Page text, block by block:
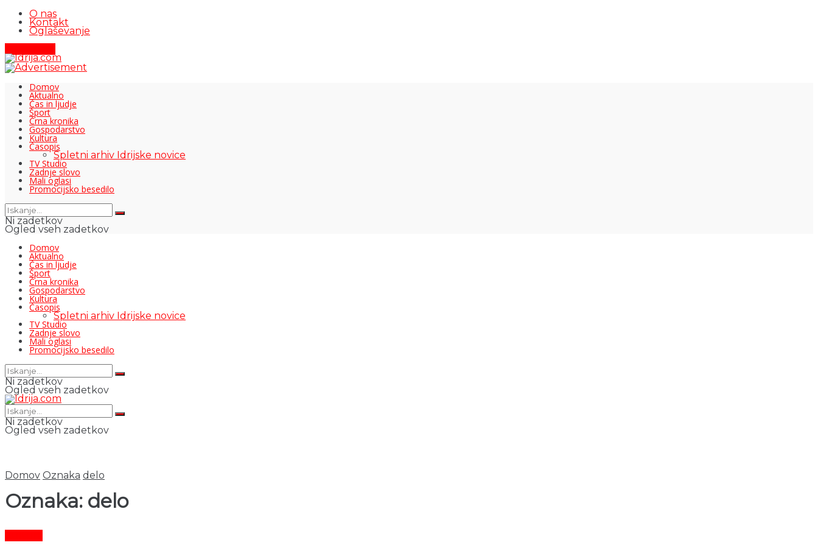
O nas
Kontakt
Oglaševanje
Domov
Aktualno
Čas in ljudje
Šport
Črna kronika
Gospodarstvo
Kultura
Časopis
Spletni arhiv Idrijske novice
TV Studio
Zadnje slovo
Mali oglasi
Promocijsko besedilo
Ni zadetkov
Ogled vseh zadetkov
Domov
Aktualno
Čas in ljudje
Šport
Črna kronika
Gospodarstvo
Kultura
Časopis
Spletni arhiv Idrijske novice
TV Studio
Zadnje slovo
Mali oglasi
Promocijsko besedilo
Ni zadetkov
Ogled vseh zadetkov
Ni zadetkov
Ogled vseh zadetkov
Domov Oznaka delo
Oznaka: delo